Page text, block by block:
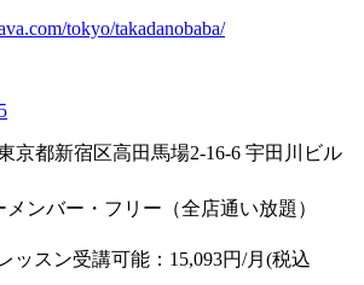
tokyo/takadanobaba/
京都新宿区高田馬場2-16-6 宇田川ビル
ンバー・フリー（全店通い放題）
ッスン受講可能：15,093円/月(税込